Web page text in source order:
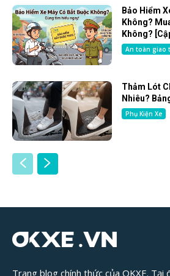
Bảo Hiểm
Không?
Không?
An toàn giao
Thảm Lót
Nhiêu?
Phụ Kiện Xe
Trang blog chính thức của OKXE. Tại